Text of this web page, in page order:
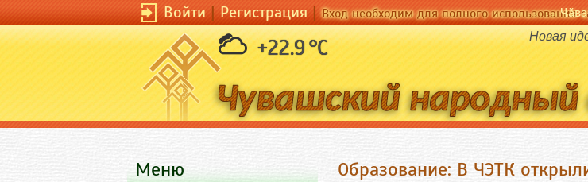
Войти|Регистрация|Вход необходим для полного использования
+22.9 °C Новая
Образование: В ЧЭТК
Меню